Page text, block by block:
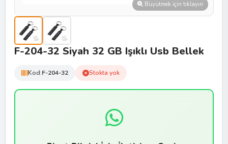
Büyütmek için tıklayın
F-204-32 Siyah 32 GB Işıklı Usb Bellek
Kod:F-204-32 Stokta yok